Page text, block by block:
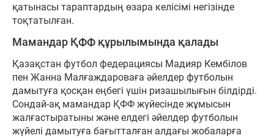
қатынасы тараптардың өзара келісімі негізінде
тоқтатылған.
Мамандар ҚФФ құрылымында қалады
Қазақстан футбол федерациясы Мадияр Кембілов
пен Жанна Малғаждароваға әйелдер футболын
дамытуға қосқан еңбегі үшін ризашылығын білдірді.
Сондай-ақ мамандар ҚФФ жүйесінде жұмысын
жалғастыратыны және елдегі әйелдер футболын
жүйелі дамытуға бағытталған алдағы жобаларға